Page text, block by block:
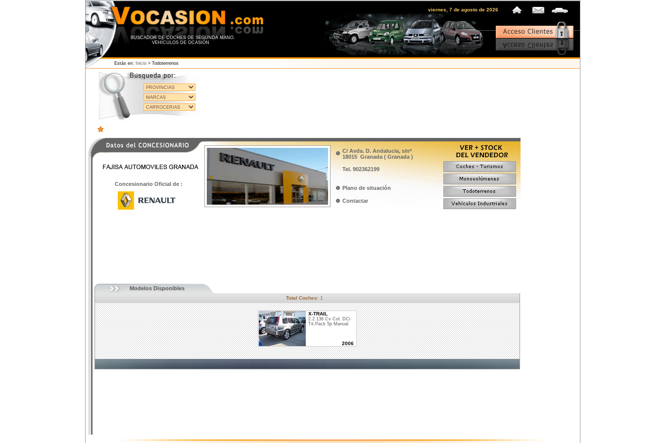
BUSCADOR DE COCHES DE SEGUNDA MANO.
VEHÍCULOS DE OCASIÓN
viernes, 7 de agosto de 2026
Estás en: Inicio> Todoterrenos
Concesionario Oficial de :
C/ Avda. D. Andalucia, s/nº
18015 Granada ( Granada )
Tel. 902362199
Plano de situación
Contactar
Modelos Disponibles
Total Coches: 1
X-TRAIL
2.2 136 Cv Col. DCi
Tit.Pack 5p Manual
2006